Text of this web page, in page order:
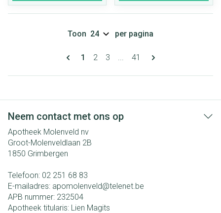
Pagina's
U lees momenteel pagina
1 Pagina
2 Pagina
3 ... Pagina
41
Toon per pagina
Neem contact met ons op
Apotheek Molenveld nv
Groot-Molenveldlaan 2B
1850 Grimbergen
Telefoon: 02 251 68 83
E-mailadres: apomolenveld@telenet.be
APB nummer: 232504
Apotheek titularis: Lien Magits